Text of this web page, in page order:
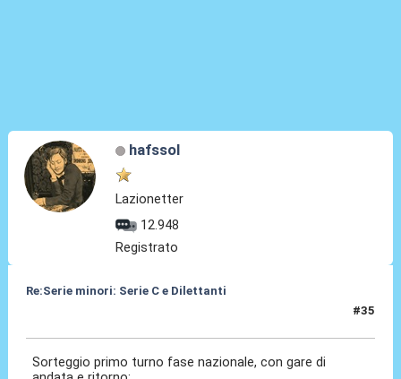
hafssol
Lazionetter
12.948
Registrato
Re:Serie minori: Serie C e Dilettanti
#35
Sorteggio primo turno fase nazionale, con gare di